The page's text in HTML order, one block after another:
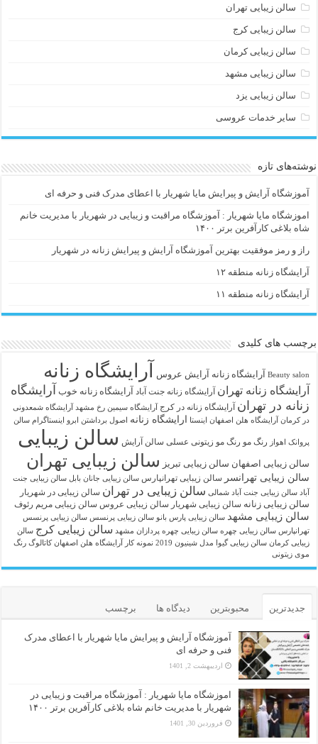
سالن زیبایی تهران
سالن زیبایی کرج
سالن زیبایی کرمان
سالن زیبایی مشهد
سالن زیبایی یزد
سایر خدمات عروسی
نوشته‌های تازه
آموزشگاه آرایش و پیرایش مایا شهریار با اعطای مدرک فنی و حرفه ای
اموزشگاه مایا شهریار : آموزشگاه مراقبت و زیبایی در شهریار با مدیریت خانم
شاه بلاغی کارآفرین برتر ۱۴۰۰
راز و رمز موفقیت بهترین آموزشگاه آرایش و پیرایش زنانه در شهریار
آرایشگاه زنانه منطقه ۱۲
آرایشگاه زنانه منطقه ۱۱
برچسب های کلیدی
Beauty salon آرايشگاه زنانه آرایش عروس آرایشگاه زنانه
آرایشگاه زنانه تهران آرایشگاه زنانه جنت آباد آرایشگاه زنانه خوب آرایشگاه
زنانه در تهران آرایشگاه زنانه در کرج آرایشگاه سیمین رخ مشهد آرایشگاه شمعدونی
در کرمان آرایشگاه هلن اصفهان اینستا ارایشگاه زنانه اصول برداشتن ابرو اینستاگرام سالن
پروانک اهواز رنگ مو رنگ مو زیتونی عسلی سالن آرایش سالن زیبایی
سالن زیبایی اصفهان سالن زیبایی تبریز سالن زیبایی تهران
سالن زیبایی تهرانسر سالن زیبایی تهرانپارس سالن زیبایی جانان بابل سالن زیبایی جنت
آباد سالن زیبایی جنت آباد شمالی سالن زیبایی در تهران سالن زیبایی در شهریار
سالن زیبایی زنانه سالن زیبایی شهریار سالن زیبایی عروس سالن زیبایی مریم رئوف
سالن زیبایی مشهد سالن زیبایی پارس بانو سالن زیبایی پرنسس سالن زیبایی پرنسس
تهرانپارس سالن زیبایی چهره سالن زیبایی چهره پردازان مشهد سالن زیبایی کرج سالن
زیبایی کرمان سالن زیبایی گیوا مدل شینیون 2019 نمونه کار آرایشگاه هلن اصفهان کاتالوگ رنگ
موی زیتونی
جدیدترین محبوبترین دیدگاه ها برچسب
آموزشگاه آرایش و پیرایش مایا شهریار با اعطای مدرک
فنی و حرفه ای
اردیبهشت 2, 1401
اموزشگاه مایا شهریار : آموزشگاه مراقبت و زیبایی در
شهریار با مدیریت خانم شاه بلاغی کارآفرین برتر ۱۴۰۰
فروردین 30, 1401